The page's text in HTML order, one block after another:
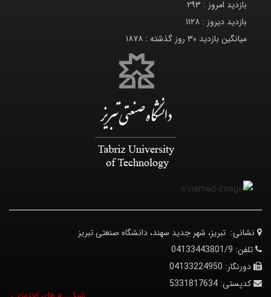
بازدید امروز : ۲۹۳
بازدید دیروز : ۱۱۲۸
میانگین بازدید ۳۰ روز گذشته :
۱۸۷۸
نشانی: تبریز، شهر جدید سهند، دانشگاه صنعتی تبریز
تلفن: 04133443801/9
دورنگار: 04133224950
کدپستی: 5331817634